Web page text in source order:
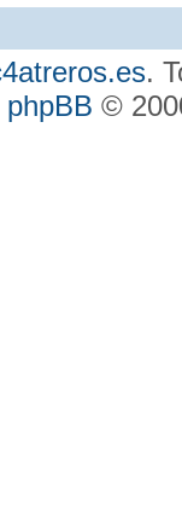
.
phpBB ©